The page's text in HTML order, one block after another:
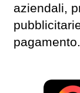
aziendali,
pagamento.